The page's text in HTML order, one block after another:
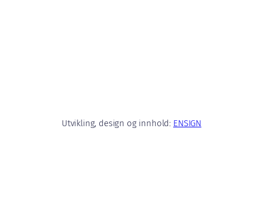
Utvikling, design og innhold: ENSIGN